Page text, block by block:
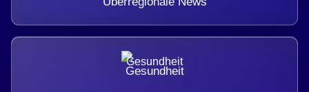
Gesundheit